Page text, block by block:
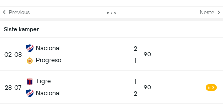
Previous Neste
Siste kamper
02-08
Nacional
Progreso
2
1
90
28-07
Tigre
Nacional
1
2
90 6.3